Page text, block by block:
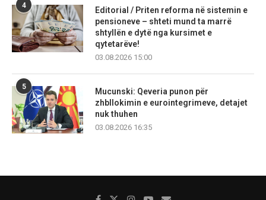
4
Editorial / Priten reforma në sistemin e
pensioneve – shteti mund ta marrë
shtyllën e dytë nga kursimet e
qytetarëve!
03.08.2026 15:00
5
Mucunski: Qeveria punon për
zhbllokimin e eurointegrimeve, detajet
nuk thuhen
03.08.2026 16:35